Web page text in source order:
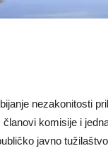
nezakonitosti
komisije i
javno